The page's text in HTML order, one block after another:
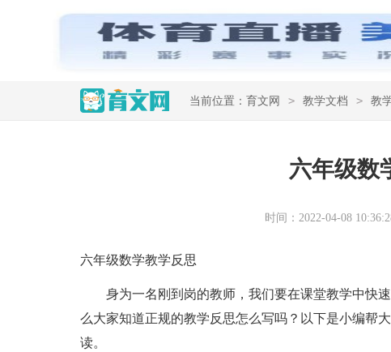
当前位置： 育文网 > 教学文档 > 教
六年级数
时间：2022-04-08
六年级数学教学反思
身为一名刚到岗的教师，我们要在课堂教学中快速
么大家知道正规的教学反思怎么写吗？以下是小编帮
读。